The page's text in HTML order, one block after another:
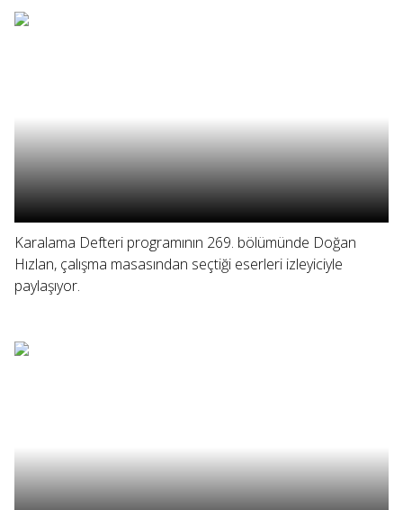
Karalama Defteri programının 269. bölümünde Doğan
Hızlan, çalışma masasından seçtiği eserleri izleyiciyle
paylaşıyor.